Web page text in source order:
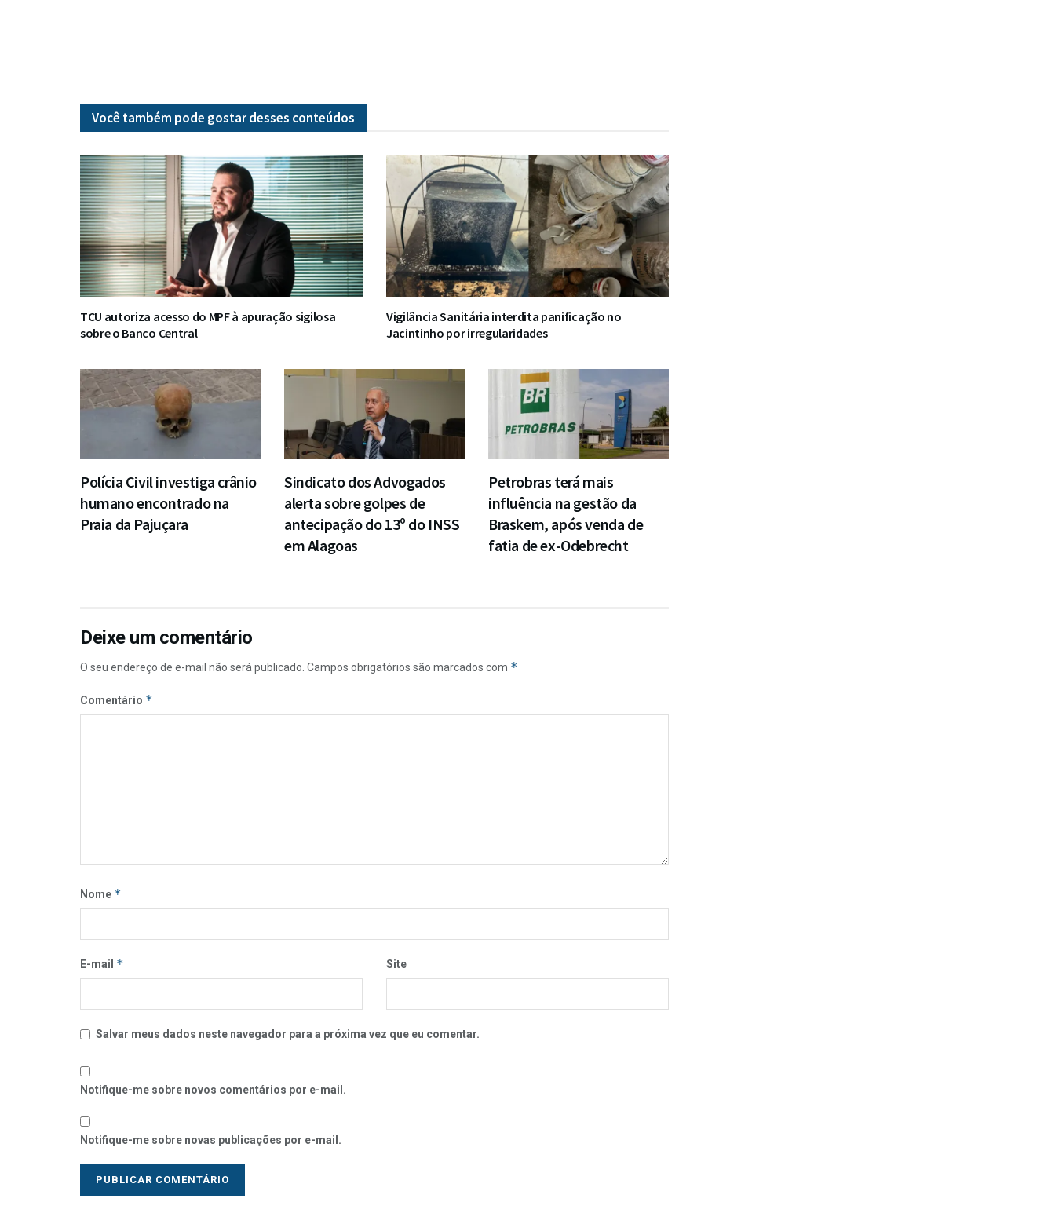
Você também pode gostar desses conteúdos
TCU autoriza acesso do MPF à apuração sigilosa
sobre o Banco Central
Vigilância Sanitária interdita panificação no
Jacintinho por irregularidades
Polícia Civil investiga crânio
humano encontrado na
Praia da Pajuçara
Sindicato dos Advogados
alerta sobre golpes de
antecipação do 13º do INSS
em Alagoas
Petrobras terá mais
influência na gestão da
Braskem, após venda de
fatia de ex-Odebrecht
Deixe um comentário
O seu endereço de e-mail não será publicado. Campos obrigatórios são marcados com *
Comentário *
Nome *
E-mail * Site
Salvar meus dados neste navegador para a próxima vez que eu comentar.
Notifique-me sobre novos comentários por e-mail.
Notifique-me sobre novas publicações por e-mail.